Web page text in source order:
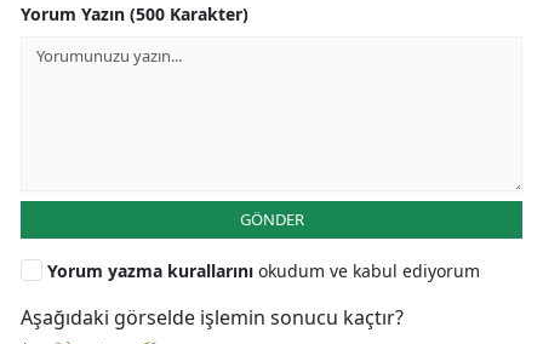
Yorum Yazın (500 Karakter)
GÖNDER
Yorum yazma kurallarını okudum ve kabul ediyorum
Aşağıdaki görselde işlemin sonucu kaçtır?